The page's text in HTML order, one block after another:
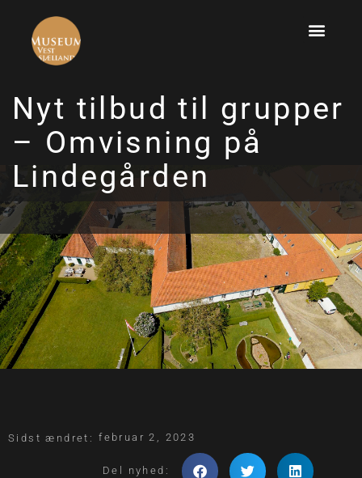
Nyt tilbud til grupper
– Omvisning på
Lindegården
Sidst ændret: februar 2, 2023
Del nyhed: